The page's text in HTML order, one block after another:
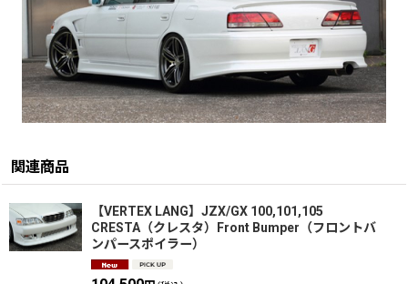
関連商品
【VERTEX LANG】JZX/GX 100,101,105
CRESTA（クレスタ）Front Bumper（フロントバ
ンパースポイラー）